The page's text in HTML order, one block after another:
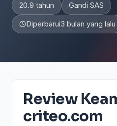
20.9 tahun Gandi SAS
Diperbarui3 bulan yang lalu
Review
criteo.com